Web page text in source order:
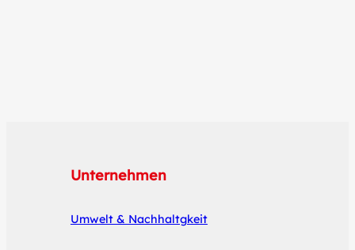
Unternehmen
Umwelt & Nachhaltgkeit